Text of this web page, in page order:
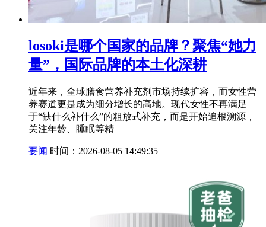
losoki是哪个国家的品牌？聚焦“她力
量”，国际品牌的本土化深耕
近年来，全球膳食营养补充剂市场持续扩容，而女性营
养赛道更是成为细分增长的高地。现代女性不再满足
于“缺什么补什么”的粗放式补充，而是开始追根溯源，
关注年龄、睡眠等精
要闻 时间：2026-08-05 14:49:35